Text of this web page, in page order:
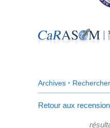
Archives •
Retour aux